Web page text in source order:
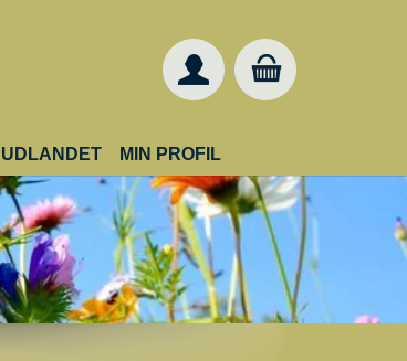
MIN PROFIL